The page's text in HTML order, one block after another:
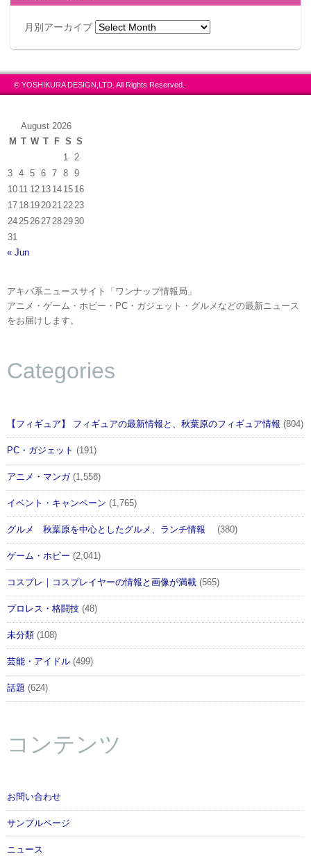
月別アーカイブ
© YOSHIKURA DESIGN,LTD. All Rights Reserved.
August 2026
M T W T F S S
1
2
3
4 5 6 7 8
9
10 11 12 13 14 15 16
17 18 1920212223
24252627282930
31
« Jun
アキバ系ニュースサイト「ワンナップ情報局」
アニメ・ゲーム・ホビー・PC・ガジェット・グルメなどの最新ニュース
をお届けします。
Categories
【フィギュア】 フィギュアの最新情報と、秋葉原のフィギュア情報 (804)
PC・ガジェット (191)
アニメ・マンガ(1,558)
イベント・キャンペーン (1,765)
グルメ 秋葉原を中心としたグルメ、ランチ情報 (380)
ゲーム・ホビー (2,041)
コスプレ｜コスプレイヤーの情報と画像が満載 (565)
プロレス・格闘技 (48)
未分類 (108)
芸能・アイドル (499)
話題 (624)
コンテンツ
お問い合わせ
サンプルページ
ニュース